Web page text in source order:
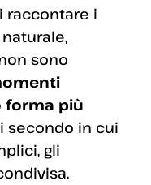
raccontare i
sono
forma più
secondo in cui
gli